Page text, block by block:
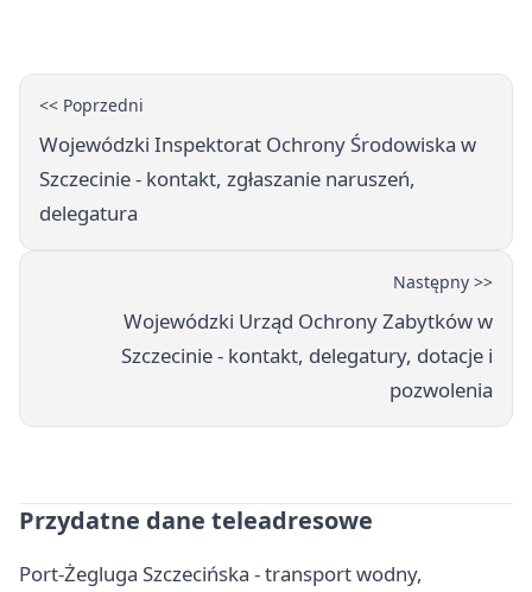
<< Poprzedni
Wojewódzki Inspektorat Ochrony Środowiska w
Szczecinie - kontakt, zgłaszanie naruszeń,
delegatura
Następny >>
Wojewódzki Urząd Ochrony Zabytków w
Szczecinie - kontakt, delegatury, dotacje i
pozwolenia
Przydatne dane teleadresowe
Port-Żegluga Szczecińska - transport wodny,